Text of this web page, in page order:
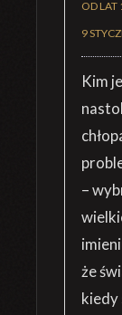
OD LAT
9
Kim
–
że
kiedy